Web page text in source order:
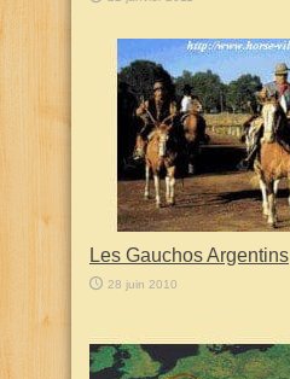
Les Gauchos Argentins
28 juin 2010